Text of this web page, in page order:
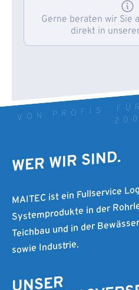
Gerne beraten wir Sie
direkt in
VON PROFIS.
WER WIR SIND.
MAITEC ist ein Fullservice
Systemprodukte in der
Teichbau und in der
sowie Industrie.